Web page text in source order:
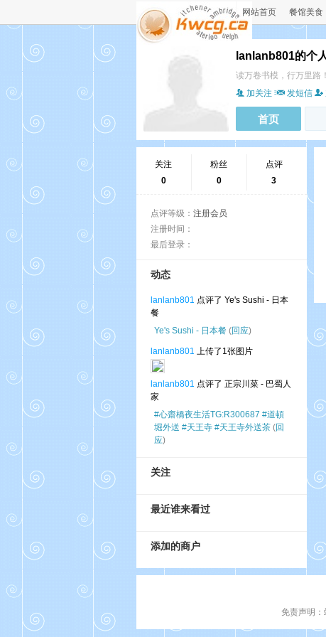
网站首页 餐馆美食
lanlanb801的个
读万卷书模，行万里路！
加关注
发短信
首页
关注
0
粉丝
0
点评
3
点评等级： 注册会员
注册时间：
最后登录：
动态
lanlanb801 点评了 Ye's Sushi - 日本
餐
Ye's Sushi - 日本餐 (回应)
lanlanb801 上传了1张图片
lanlanb801 点评了 正宗川菜 - 巴蜀人
家
#心齋橋夜生活TG:R300687 #道頓
堀外送 #天王寺 #天王寺外送茶 (回
应)
关注
最近谁来看过
添加的商户
免责声明：